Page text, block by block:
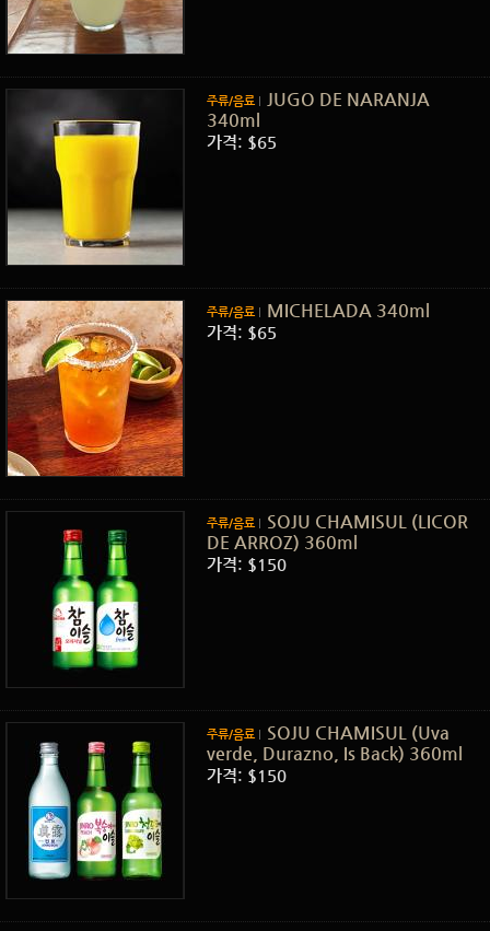
주류/음료
JUGO DE NARANJA
340ml
가격: $65
주류/음료 MICHELADA 340ml
가격: $65
주류/음료
SOJU CHAMISUL (LICOR
DE ARROZ) 360ml
가격: $150
주류/음료
SOJU CHAMISUL (Uva
verde, Durazno, Is Back) 360ml
가격: $150